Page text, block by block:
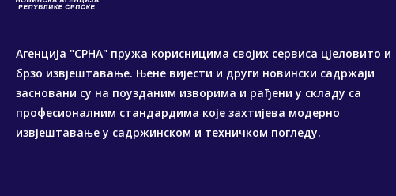
Агенција "СРНА" пружа корисницима својих сервиса цјеловито и
брзо извјештавање. Њене вијести и други новински садржаји
засновани су на поузданим изворима и рађени у складу са
професионалним стандардима које захтијева модерно
извјештавање у садржинском и техничком погледу.